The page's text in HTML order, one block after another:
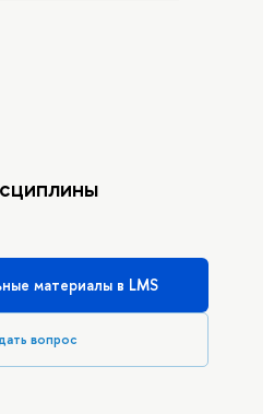
материалы в LMS
вопрос